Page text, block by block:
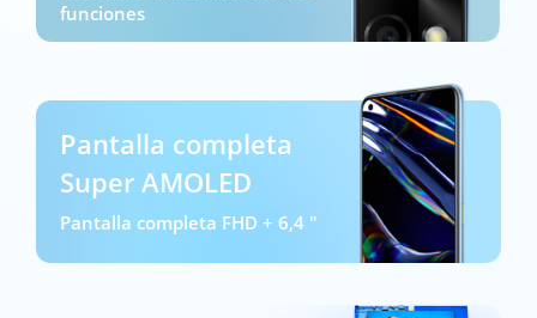
funciones
Pantalla completa
Super AMOLED
Pantalla completa FHD + 6,4 "